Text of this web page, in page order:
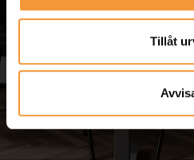
Tillåt